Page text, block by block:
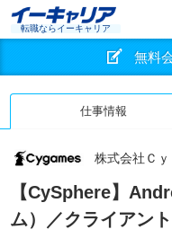
転職ならイーキャリア
無料
仕事情報
株式会社Ｃｙ
【CySphere】
ム）／クライアン